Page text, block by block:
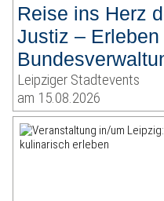
Reise ins Herz
Justiz –
Leipziger Stadtevents
am 15.08.2026